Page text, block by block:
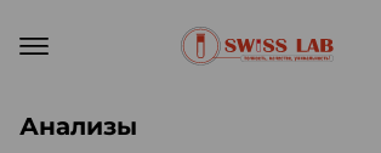
Анализы